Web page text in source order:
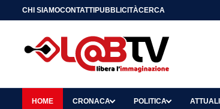
CHI SIAMOCONTATTIPUBBLICITÀCERCA
HOME CRONACA POLITICA